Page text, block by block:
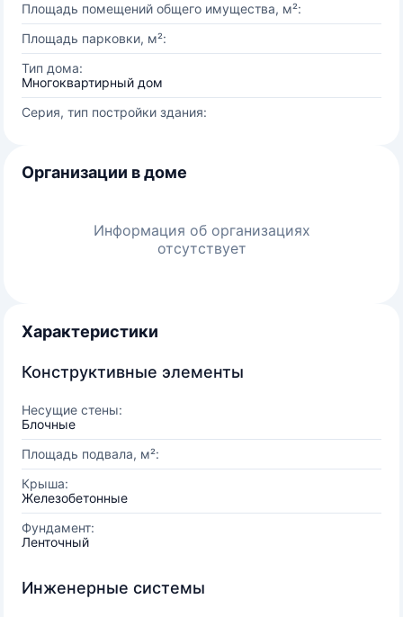
Площадь помещений общего имущества, м²:
Площадь парковки, м²:
Тип дома:
Многоквартирный дом
Серия, тип постройки здания:
Организации в доме
Информация об организациях
отсутствует
Характеристики
Конструктивные элементы
Несущие стены:
Блочные
Площадь подвала, м²:
Крыша:
Железобетонные
Фундамент:
Ленточный
Инженерные системы